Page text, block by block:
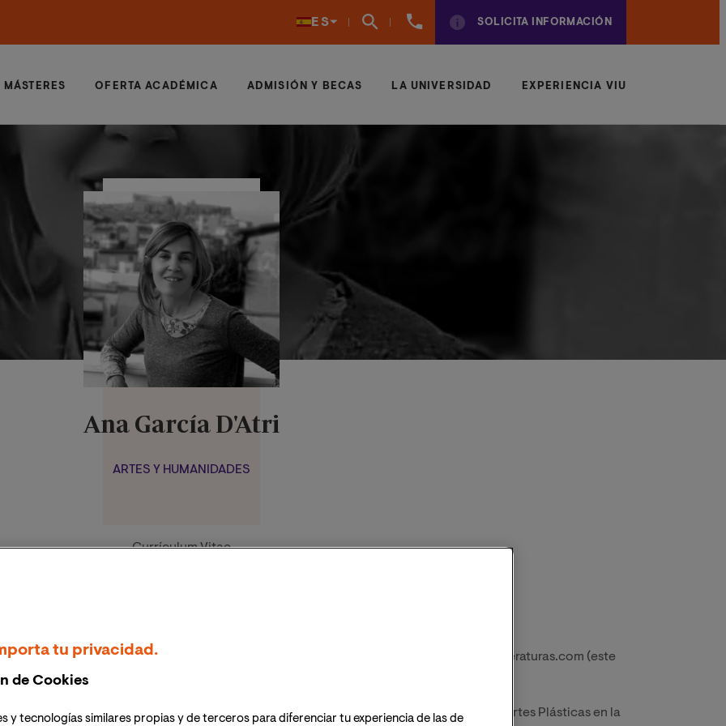
ES
960
SOLICITA INFORMACIÓN
MÁSTERES OFERTA ACADÉMICA ADMISIÓN Y BECAS LA UNIVERSIDAD EXPERIENCIA VIU
Ana García D'Atri
ARTES Y HUMANIDADES
Currículum Vitae
de Rennes-2, el Ateneo de Barcelona, la Asociación Colegial de Escritores y Literaturas.com (este
por la Universidad Complutense de Madrid, ha realizado un doctorado en Literatura y Artes Plásticas en la
tu privacidad.
de Cookies
y tecnologías similares propias y de terceros para diferenciar tu experiencia de las de